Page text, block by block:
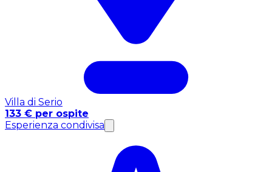
Villa di Serio
133 € per ospite
Esperienza condivisa